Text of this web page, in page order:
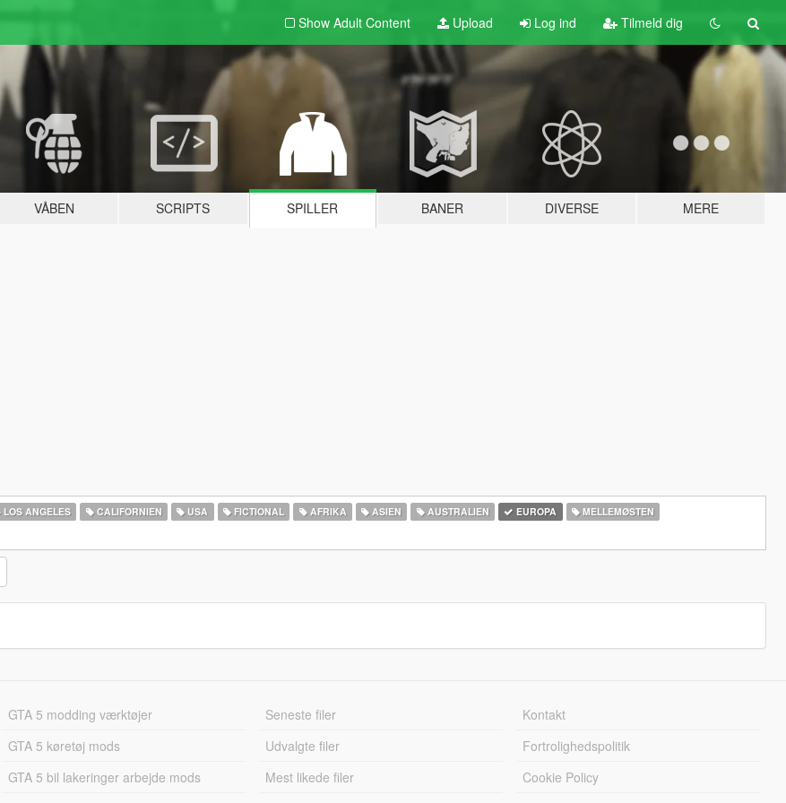
Show Adult Content Upload Log ind Tilmeld dig
VÅBEN SCRIPTS SPILLER BANER DIVERSE MERE
LOS ANGELES CALIFORNIEN USA FICTIONAL AFRIKA ASIEN AUSTRALIEN EUROPA
MELLEMØSTEN
GTA 5 modding værktøjer
GTA 5 køretøj mods
GTA 5 bil lakeringer arbejde mods
Seneste filer
Udvalgte filer
Mest likede filer
Kontakt
Fortrolighedspolitik
Cookie Policy